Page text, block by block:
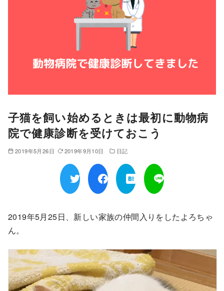
子猫を飼い始めるときは最初に動物病
院で健康診断を受けておこう
2019年5月26日 2019年9月10日 日記
2019年5月25日、新しい家族の仲間入りをしたよろちゃ
ん。